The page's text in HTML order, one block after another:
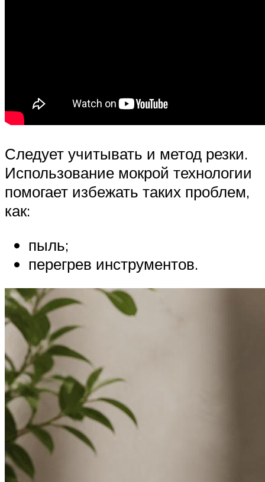
Следует учитывать и метод резки.
Использование мокрой технологии
помогает избежать таких проблем,
как:
пыль;
перегрев инструментов.